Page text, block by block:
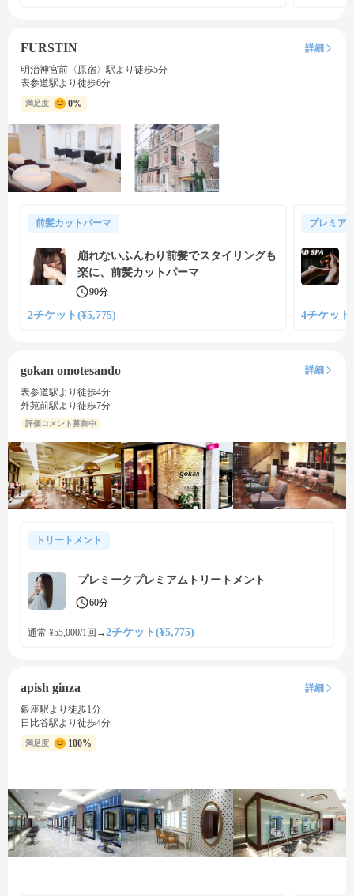
FURSTIN
詳細
明治神宮前〈原宿〉駅より徒歩5分
表参道駅より徒歩6分
満足度 0%
前髪カットパーマ
崩れないふんわり前髪でスタイリングも
楽に、前髪カットパーマ
90分
2チケット(¥5,775)
プレミア
4チケット
gokan omotesando
詳細
表参道駅より徒歩4分
外苑前駅より徒歩7分
評価コメント募集中
トリートメント
プレミークプレミアムトリートメント
60分
通常 ¥55,000/1回 →2チケット(¥5,775)
apish ginza
詳細
銀座駅より徒歩1分
日比谷駅より徒歩4分
満足度 100%